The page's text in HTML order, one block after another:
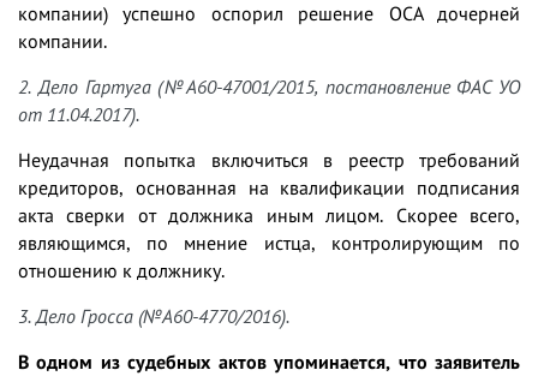
компании) успешно оспорил решение ОСА дочерней
компании.
2. Дело Гартуга (№А60-47001/2015, постановление ФАС УО
от 11.04.2017).
Неудачная попытка включиться в реестр требований
кредиторов, основанная на квалификации подписания
акта сверки от должника иным лицом. Скорее всего,
являющимся, по мнение истца, контролирующим по
отношению к должнику.
3. Дело Гросса (№А60-4770/2016).
В одном из судебных актов упоминается, что заявитель